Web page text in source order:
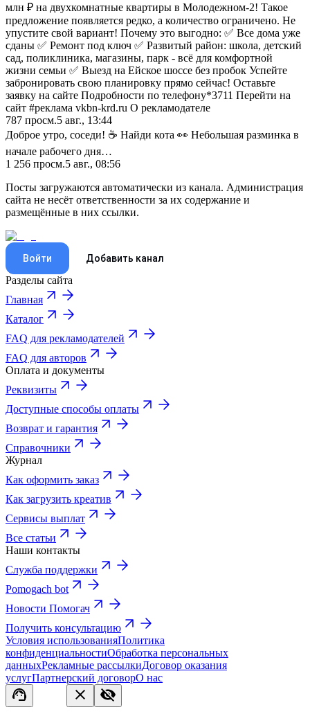
млн ₽ на двухкомнатные квартиры в Молодежном-2! Такое
предложение появляется редко, а количество ограничено. Не
упустите свой вариант! Почему это выгодно: ✅ Все дома уже
сданы ✅ Ремонт под ключ ✅ Развитый район: школа, детский
сад, поликлиника, магазины, парк - всё для комфортной
жизни семьи ✅ Выезд на Ейское шоссе без пробок Успейте
забронировать свою планировку прямо сейчас! Оставьте
заявку на сайте Подробности по телефону*3711 Перейти на
сайт #реклама vkbn-krd.ru О рекламодателе
787 просм.5 авг., 13:44
Доброе утро, соседи! ☕️ Найди кота 👀 Небольшая разминка в
начале рабочего дня…
1 256 просм.5 авг., 08:56
Посты загружаются автоматически из канала. Администрация
сайта не несёт ответственности за их содержание и
размещённые в них ссылки.
Войти Добавить канал
Разделы сайта
Главная
Каталог
FAQ для рекламодателей
FAQ для авторов
Оплата и документы
Реквизиты
Доступные способы оплаты
Возврат и гарантия
Справочники
Журнал
Как оформить заказ
Как загрузить креатив
Сервисы выплат
Все статьи
Наши контакты
Служба поддержки
Pomogach bot
Новости Помогач
Получить консультацию
Условия использованияПолитика
конфиденциальностиОбработка персональных
данныхРекламные рассылкиДоговор оказания
услугПартнерский договорО нас